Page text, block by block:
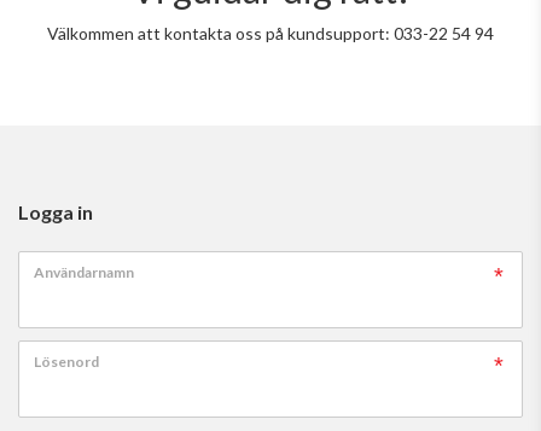
Välkommen att kontakta oss på kundsupport: 033-22 54 94
Logga in
Användarnamn
Lösenord